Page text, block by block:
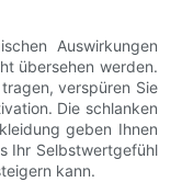
Auswirkungen
übersehen werden.
verspüren Sie
Die schlanken
geben Ihnen
Ihr Selbstwertgefühl
kann.